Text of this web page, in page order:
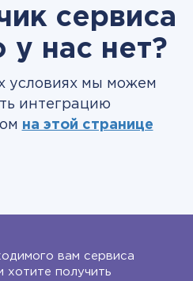
сервиса
у нас нет?
условиях мы можем
интеграцию
на этой странице
вам сервиса
хотите получить